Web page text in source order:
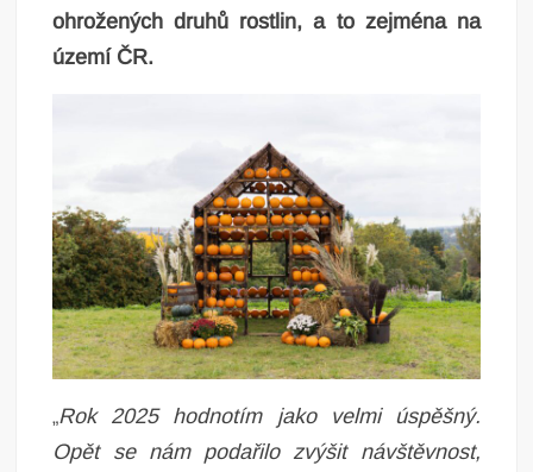
ohrožených druhů rostlin, a to zejména na
území ČR.
„Rok 2025 hodnotím jako velmi úspěšný.
Opět se nám podařilo zvýšit návštěvnost,